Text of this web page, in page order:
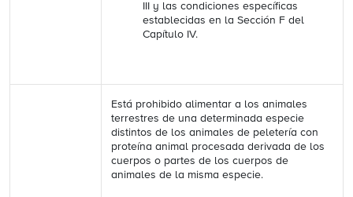
III y las condiciones específicas
establecidas en la Sección F del
Capítulo IV.
Está prohibido alimentar a los animales
terrestres de una determinada especie
distintos de los animales de peletería con
proteína animal procesada derivada de los
cuerpos o partes de los cuerpos de
animales de la misma especie.